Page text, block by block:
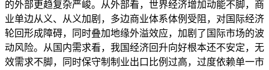
的外部更趋复杂严峻。从外部看，世界经济增加动能不脚，商
业单边从义、从义加剧，多边商业体系体例受阻，对国际经济
轮回形成障碍，同时叠加地缘外溢效应，加剧了国际市场的波
动风险。从国内需求看，我国经济回升向好根本还不安定，无
效需求不脚，同时保守制制业出口比例过高，过度依赖单一市